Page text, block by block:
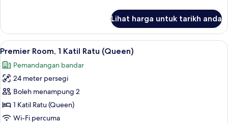
Room
Lihat harga untuk tarikh anda
Lihat
semua
foto
untuk
Premier
Room,
1
Premier Room, 1 Katil Ratu (Queen)
5
Premier Room, 1 Katil Ratu (Queen)
Pemandangan bandar
24 meter persegi
Boleh menampung 2
1 Katil Ratu (Queen)
Wi-Fi percuma